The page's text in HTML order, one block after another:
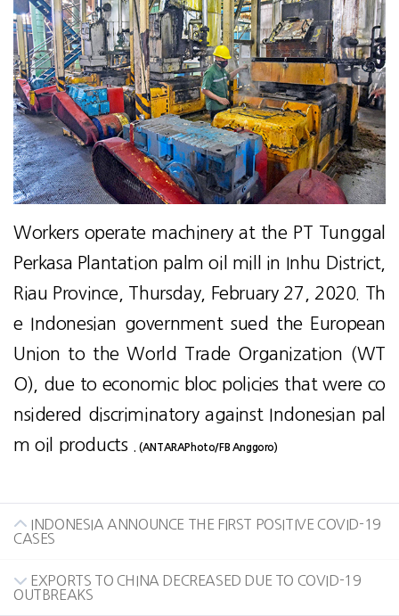
Workers operate machinery at the PT Tunggal
Perkasa Plantation palm oil mill in Inhu District,
Riau Province, Thursday, February 27, 2020. Th
e Indonesian government sued the European
Union to the World Trade Organization (WT
O), due to economic bloc policies that were co
nsidered discriminatory against Indonesian pal
m oil products .
(ANTARAPhoto/FB Anggoro)
INDONESIA ANNOUNCE THE FIRST POSITIVE COVID-19
CASES
EXPORTS TO CHINA DECREASED DUE TO COVID-19
OUTBREAKS